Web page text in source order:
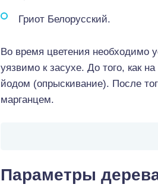
Гриот Белорусский.
Во время цветения необходимо
уязвимо к засухе. До того, как
йодом (опрыскивание). После
марганцем.
Параметры